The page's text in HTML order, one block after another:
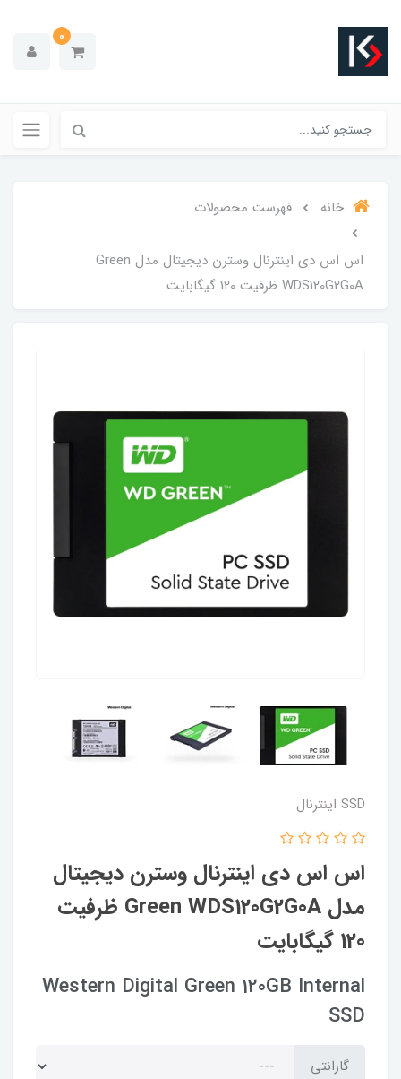
0
خانه فهرست محصولات
اس اس دی اینترنال وسترن دیجیتال مدل Green
WDS120G2G0A ظرفیت 120 گیگابایت
SSD اینترنال
اس اس دی اینترنال وسترن دیجیتال
مدل Green WDS120G2G0A ظرفیت
120 گیگابایت
Western Digital Green 120GB Internal
SSD
گارانتی